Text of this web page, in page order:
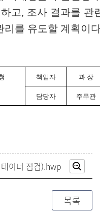
고, 조사 결과를 관
리를 유도할 계획이
책임자 과 장
담당자 주무관
이너 점검).hwp
목록